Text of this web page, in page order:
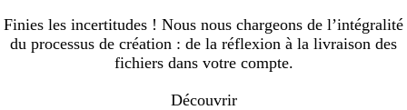
Finies les incertitudes ! Nous nous chargeons de l’intégralité
du processus de création : de la réflexion à la livraison des
fichiers dans votre compte.
Découvrir